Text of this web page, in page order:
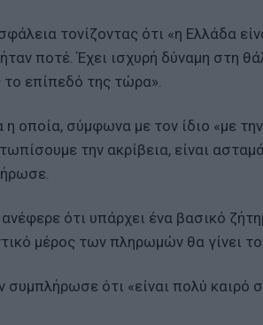
τονίζοντας ότι «η Ελλάδα
ποτέ. Έχει ισχυρή δύναμη στη
επίπεδό της τώρα».
η οποία, σύμφωνα με τον ίδιο «με
την ακρίβεια, είναι
ότι υπάρχει ένα βασικό
μέρος των πληρωμών θα γίνει
ότι «είναι πολύ καιρό